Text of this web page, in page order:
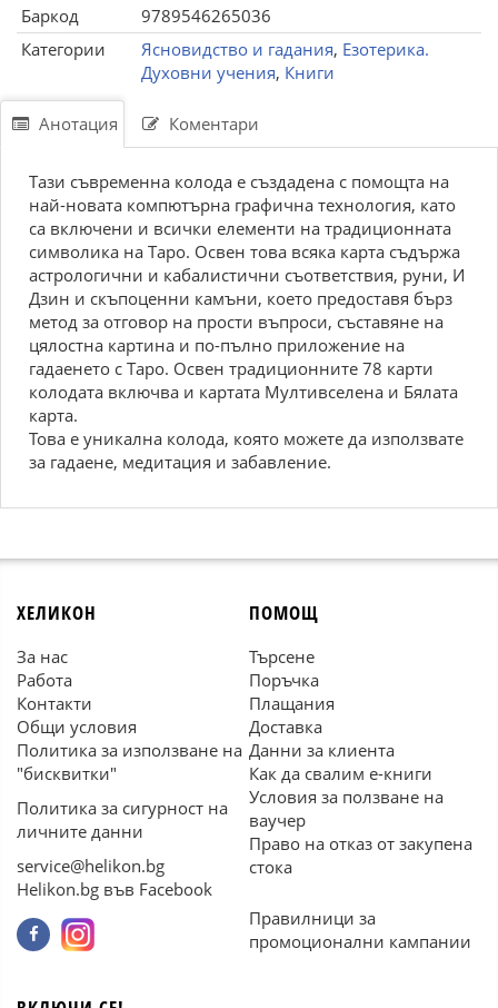
Баркод
9789546265036
Категории
Ясновидство и гадания, Езотерика.
Духовни учения, Книги
Анотация Коментари
Тази съвременна колода е създадена с помощта на
най-новата компютърна графична технология, като
са включени и всички елементи на традиционната
символика на Таро. Освен това всяка карта съдържа
астрологични и кабалистични съответствия, руни, И
Дзин и скъпоценни камъни, което предоставя бърз
метод за отговор на прости въпроси, съставяне на
цялостна картина и по-пълно приложение на
гадаенето с Таро. Освен традиционните 78 карти
колодата включва и картата Мултивселена и Бялата
карта.
Това е уникална колода, която можете да използвате
за гадаене, медитация и забавление.
ХЕЛИКОН
За нас
Работа
Контакти
Общи условия
Политика за използване на
"бисквитки"
Политика за сигурност на
личните данни
service@helikon.bg
Helikon.bg във Facebook
ПОМОЩ
Търсене
Поръчка
Плащания
Доставка
Данни за клиента
Как да свалим е-книги
Условия за ползване на
ваучер
Право на отказ от закупена
стока
Правилници за
промоционални кампании